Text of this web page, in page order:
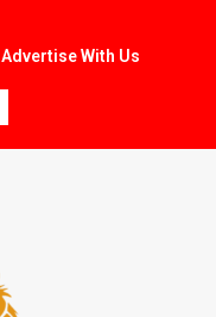
Advertise With Us